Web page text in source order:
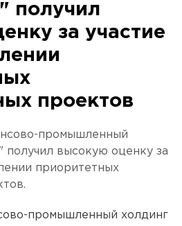
получил
за участие
проектов
промышленный
получил высокую оценку за
приоритетных
промышленный холдинг